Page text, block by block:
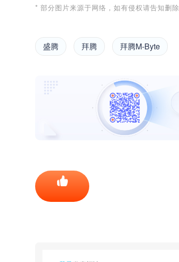
* 部分图片来源于网络，如有侵权请告知删除
盛腾 拜腾 拜腾M-Byte